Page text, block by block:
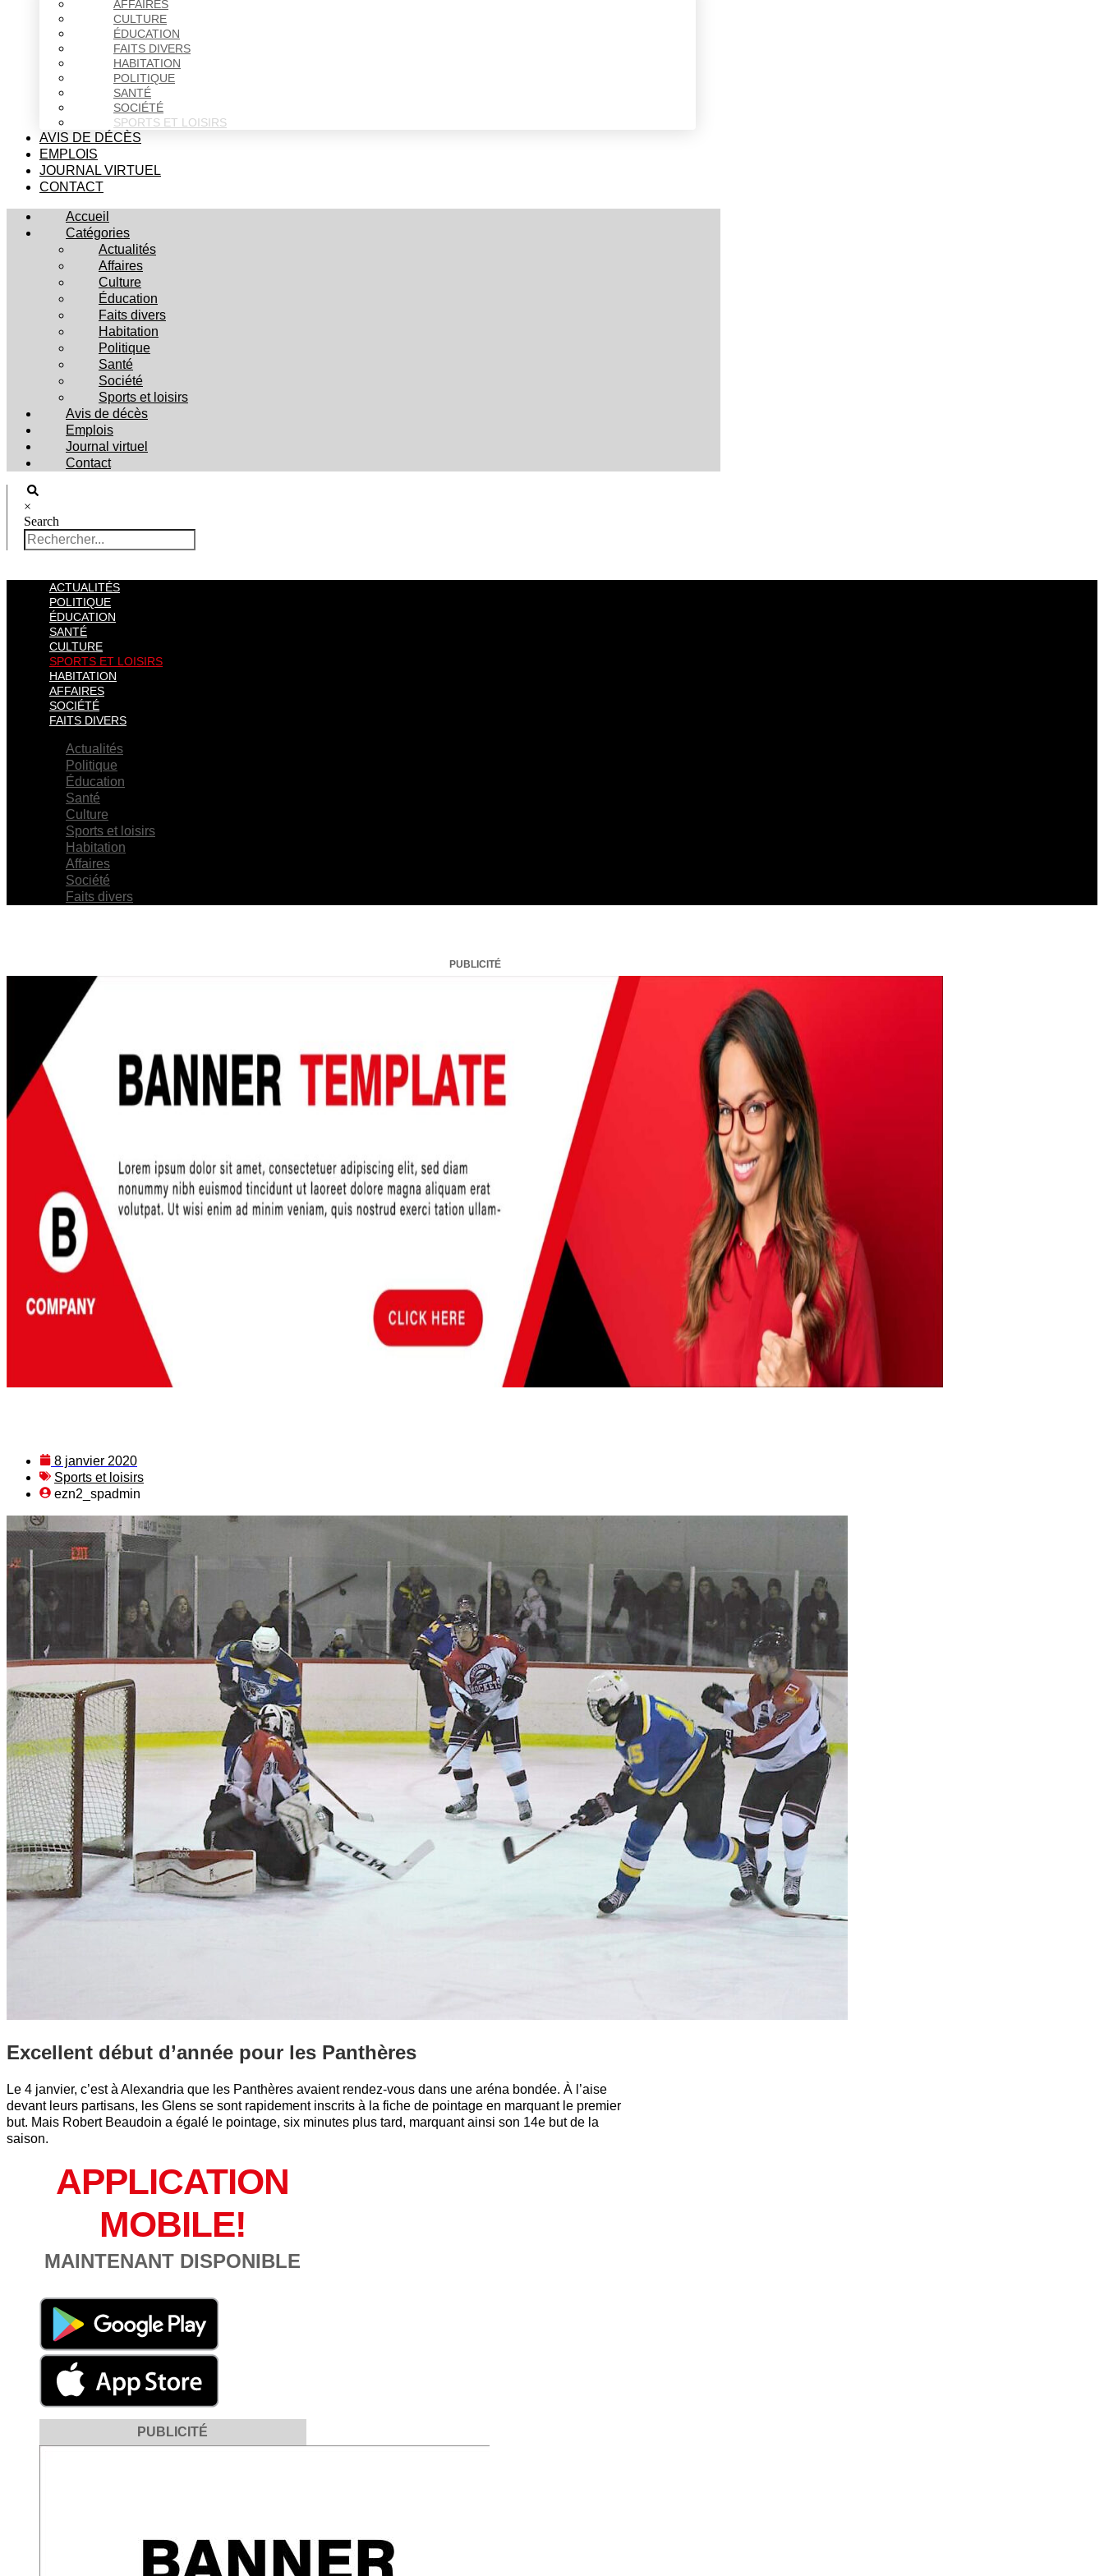
AFFAIRES
CULTURE
ÉDUCATION
FAITS DIVERS
HABITATION
POLITIQUE
SANTÉ
SOCIÉTÉ
SPORTS ET LOISIRS
AVIS DE DÉCÈS
EMPLOIS
JOURNAL VIRTUEL
CONTACT
Accueil
Catégories
Actualités
Affaires
Culture
Éducation
Faits divers
Habitation
Politique
Santé
Société
Sports et loisirs
Avis de décès
Emplois
Journal virtuel
Contact
×
Search
ACTUALITÉS
POLITIQUE
ÉDUCATION
SANTÉ
CULTURE
SPORTS ET LOISIRS
HABITATION
AFFAIRES
SOCIÉTÉ
FAITS DIVERS
Actualités
Politique
Éducation
Santé
Culture
Sports et loisirs
Habitation
Affaires
Société
Faits divers
PUBLICITÉ
8 janvier 2020
Sports et loisirs
ezn2_spadmin
Excellent début d’année pour les Panthères
Le 4 janvier, c’est à Alexandria que les Panthères avaient rendez-vous dans une aréna bondée. À l’aise
devant leurs partisans, les Glens se sont rapidement inscrits à la fiche de pointage en marquant le premier
but. Mais Robert Beaudoin a égalé le pointage, six minutes plus tard, marquant ainsi son 14e but de la
saison.
APPLICATION
MOBILE!
MAINTENANT DISPONIBLE
PUBLICITÉ